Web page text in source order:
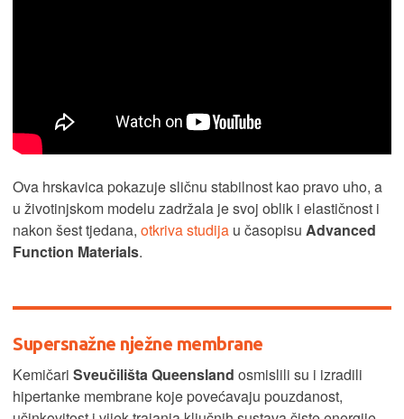
Ova hrskavica pokazuje sličnu stabilnost kao pravo uho, a
u životinjskom modelu zadržala je svoj oblik i elastičnost i
nakon šest tjedana, otkriva studija u časopisu Advanced
Function Materials.
Supersnažne nježne membrane
Kemičari Sveučilišta Queensland osmislili su i izradili
hipertanke membrane koje povećavaju pouzdanost,